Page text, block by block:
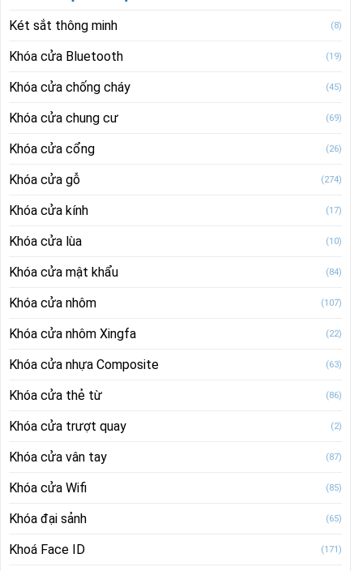
Két sắt thông minh (8)
Khóa cửa Bluetooth (19)
Khóa cửa chống cháy (45)
Khóa cửa chung cư (69)
Khóa cửa cổng (26)
Khóa cửa gỗ (274)
Khóa cửa kính (17)
Khóa cửa lùa (10)
Khóa cửa mật khẩu (84)
Khóa cửa nhôm (107)
Khóa cửa nhôm Xingfa (22)
Khóa cửa nhựa Composite (63)
Khóa cửa thẻ từ (86)
Khóa cửa trượt quay (2)
Khóa cửa vân tay (87)
Khóa cửa Wifi (85)
Khóa đại sảnh (65)
Khoá Face ID (171)